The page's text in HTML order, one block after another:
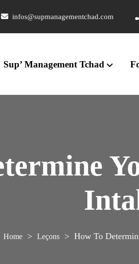
infos@supmanagementchad.com
Sup’ Management Tchad
> Leçons > How To